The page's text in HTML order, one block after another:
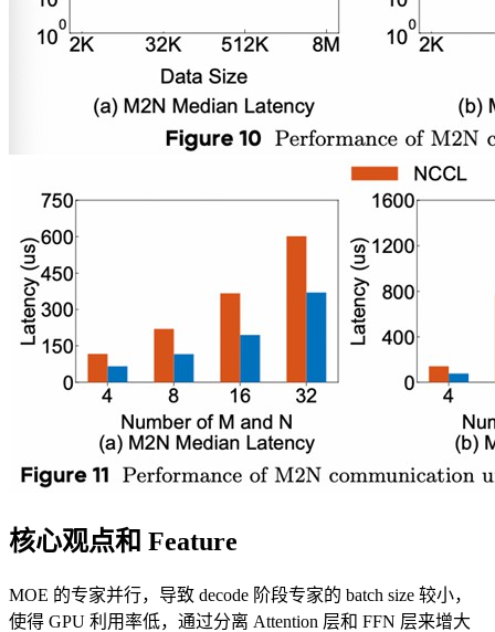
核心观点和 Feature
MOE 的专家并行，导致 decode 阶段专家的 batch size 较小，
使得 GPU 利用率低，通过分离 Attention 层和 FFN 层来增大